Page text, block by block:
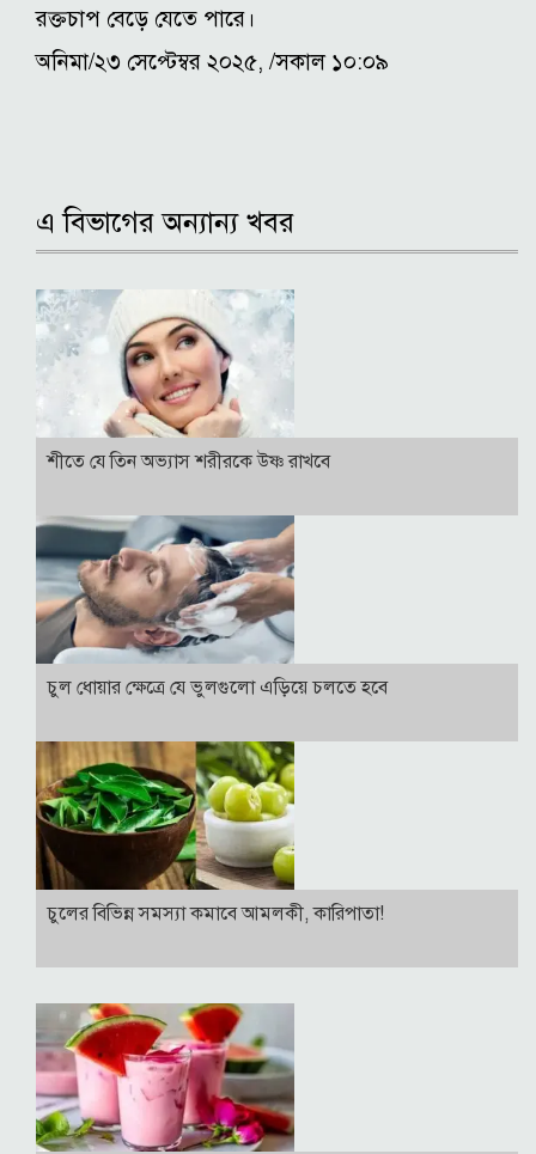
রক্তচাপ বেড়ে যেতে পারে।
অনিমা/২৩ সেপ্টেম্বর ২০২৫, /সকাল ১০:০৯
এ বিভাগের অন্যান্য খবর
শীতে যে তিন অভ্যাস শরীরকে উষ্ণ রাখবে
চুল ধোয়ার ক্ষেত্রে যে ভুলগুলো এড়িয়ে চলতে হবে
চুলের বিভিন্ন সমস্যা কমাবে আমলকী, কারিপাতা!